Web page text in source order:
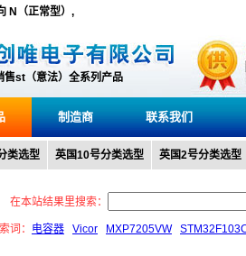
N（正常型）,
售st（意法）全系列产品
制造商 联系我们
类选型 英国10号分类选型 英国2号分类选型
在本站结果里搜索：
词： 电容器 Vicor MXP7205VW